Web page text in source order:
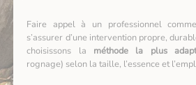
Faire appel à un professionnel comme
s’assurer d’une intervention propre,
choisissons la méthode la plus
rognage) selon la taille, l’essence et